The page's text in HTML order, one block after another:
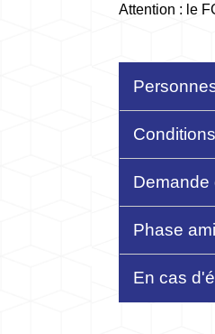
Attention : le
Demande
Phase
En cas